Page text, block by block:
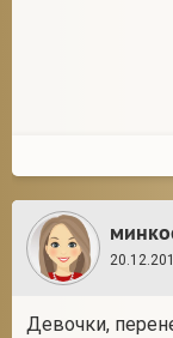
Девочки,